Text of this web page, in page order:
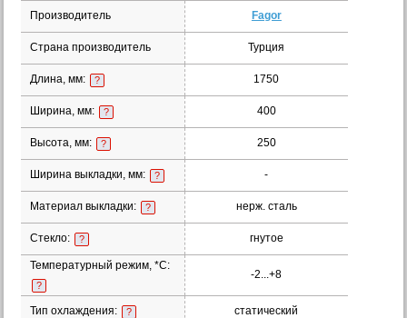
Производитель Fagor
Страна производитель Турция
Длина, мм: ? 1750
Ширина, мм: ? 400
Высота, мм: ? 250
Ширина выкладки, мм: ? -
Материал выкладки: ? нерж. сталь
Стекло: ? гнутое
Температурный режим, *С:
?
-2...+8
Тип охлаждения: ? статический